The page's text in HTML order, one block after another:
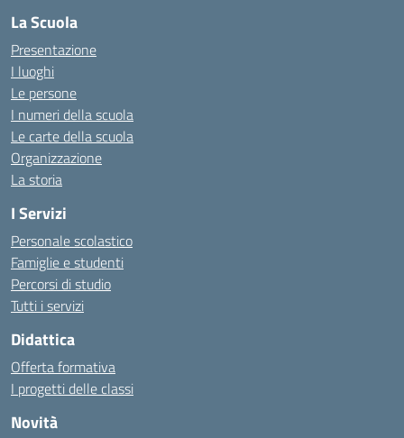
La Scuola
Presentazione
I luoghi
Le persone
I numeri della scuola
Le carte della scuola
Organizzazione
La storia
I Servizi
Personale scolastico
Famiglie e studenti
Percorsi di studio
Tutti i servizi
Didattica
Offerta formativa
I progetti delle classi
Novità